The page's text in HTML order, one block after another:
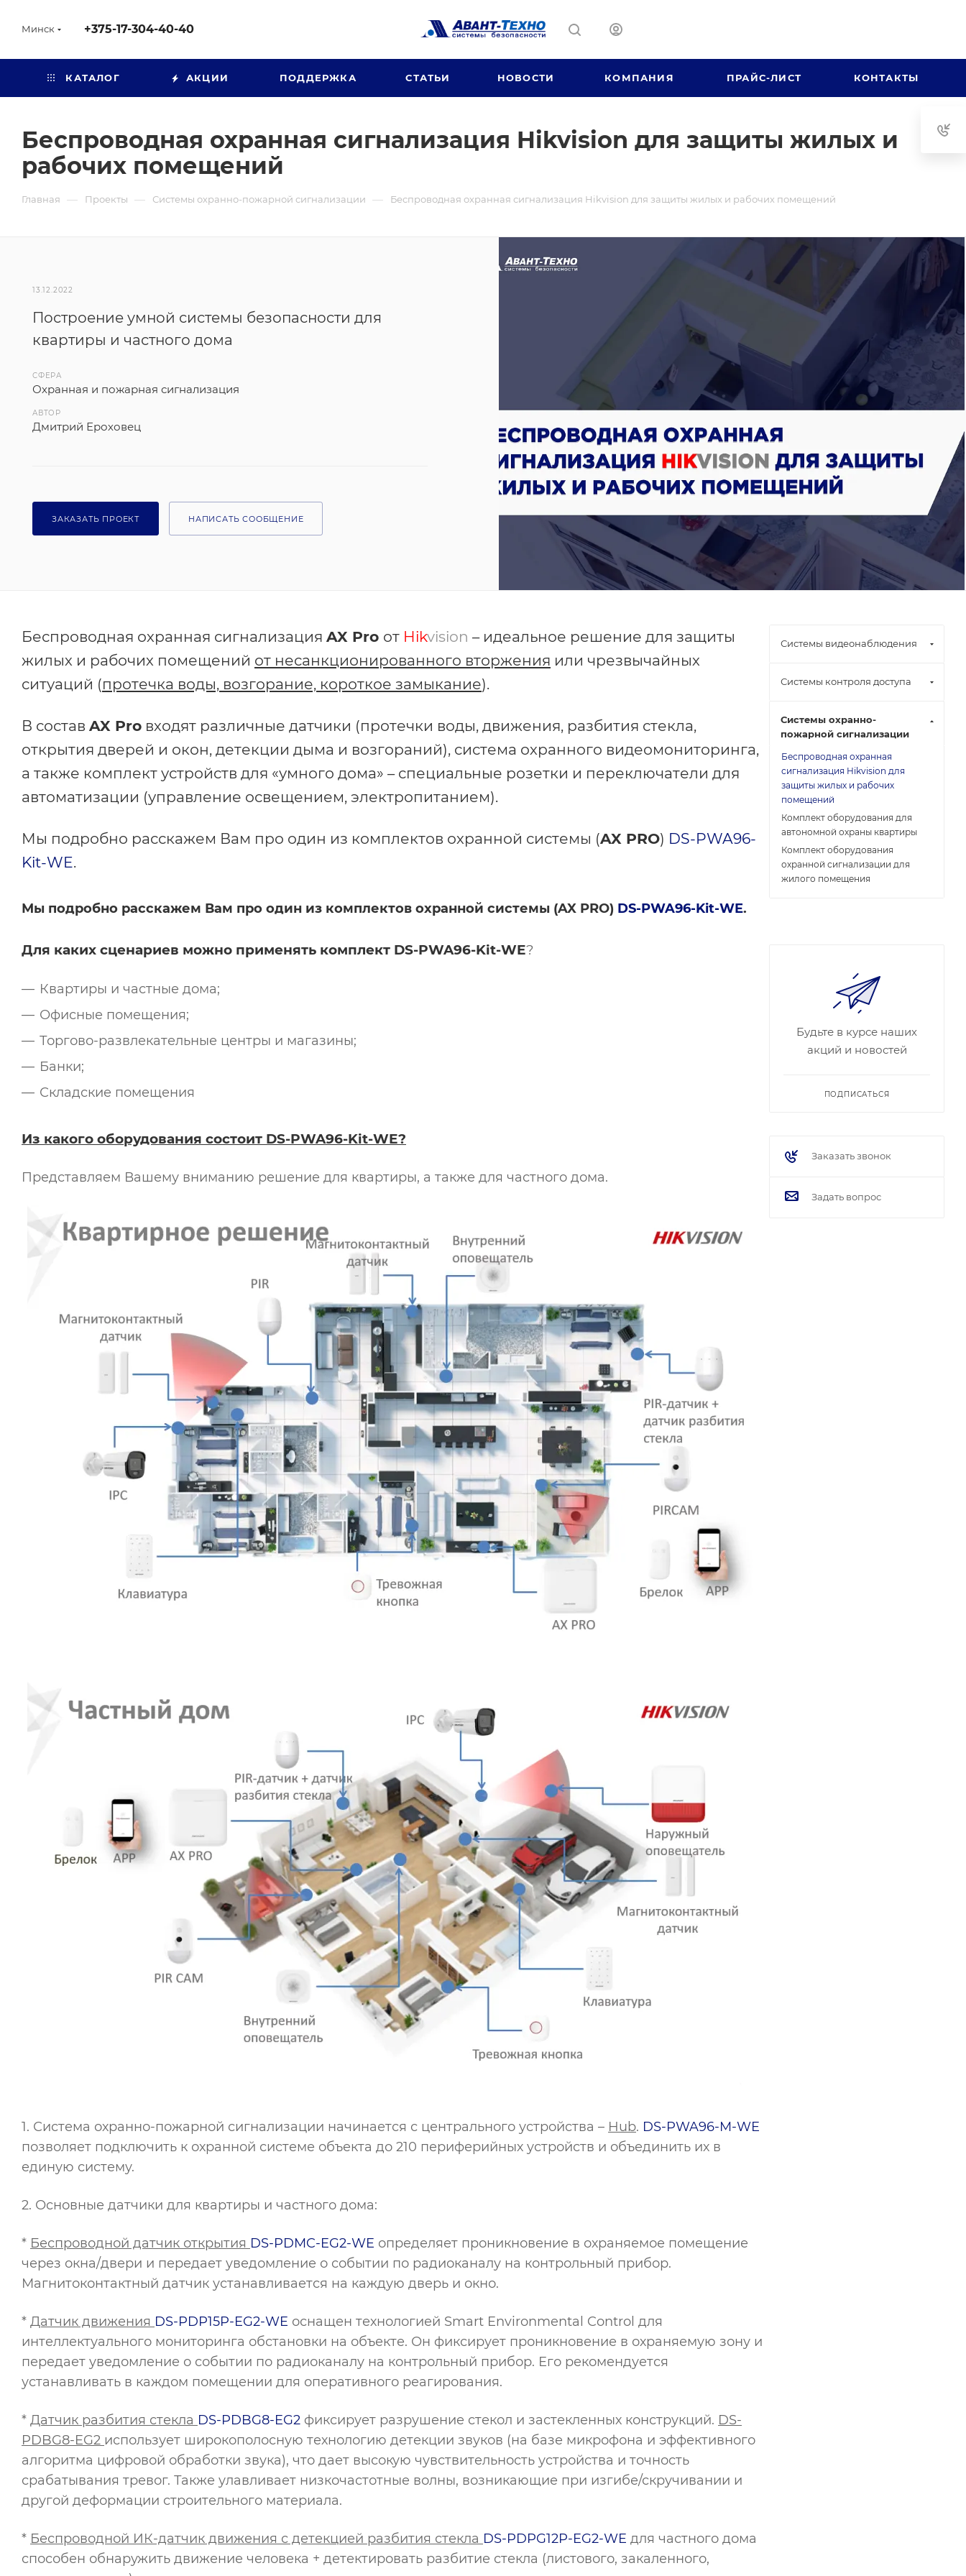
Минск +375-17-304-40-40
КАТАЛОГ АКЦИИ ПОДДЕРЖКА СТАТЬИ НОВОСТИ КОМПАНИЯ ПРАЙС-ЛИСТ КОНТАКТЫ
Беспроводная охранная сигнализация Hikvision для защиты жилых и
рабочих помещений
Главная — Проекты — Системы охранно-пожарной сигнализации — Беспроводная охранная сигнализация Hikvision для защиты жилых и рабочих помещений
13.12.2022
Построение умной системы безопасности для
квартиры и частного дома
СФЕРА
Охранная и пожарная сигнализация
АВТОР
Дмитрий Ероховец
ЗАКАЗАТЬ ПРОЕКТ НАПИСАТЬ СООБЩЕНИЕ
Беспроводная охранная сигнализация AX Pro от Hikvision – идеальное решение для защиты
жилых и рабочих помещений от несанкционированного вторжения или чрезвычайных
ситуаций (протечка воды, возгорание, короткое замыкание).
В состав AX Pro входят различные датчики (протечки воды, движения, разбития стекла,
открытия дверей и окон, детекции дыма и возгораний), система охранного видеомониторинга,
а также комплект устройств для «умного дома» – специальные розетки и переключатели для
автоматизации (управление освещением, электропитанием).
Мы подробно расскажем Вам про один из комплектов охранной системы (AX PRO) DS-PWA96-
Kit-WE.
Мы подробно расскажем Вам про один из комплектов охранной системы (AX PRO) DS-PWA96-Kit-WE.
Для каких сценариев можно применять комплект DS-PWA96-Kit-WE?
Квартиры и частные дома;
Офисные помещения;
Торгово-развлекательные центры и магазины;
Банки;
Складские помещения
Из какого оборудования состоит DS-PWA96-Kit-WE?
Представляем Вашему вниманию решение для квартиры, а также для частного дома.
1. Система охранно-пожарной сигнализации начинается с центрального устройства – Hub. DS-PWA96-M-WE
позволяет подключить к охранной системе объекта до 210 периферийных устройств и объединить их в
единую систему.
2. Основные датчики для квартиры и частного дома:
* Беспроводной датчик открытия DS-PDMC-EG2-WE определяет проникновение в охраняемое помещение
через окна/двери и передает уведомление о событии по радиоканалу на контрольный прибор.
Магнитоконтактный датчик устанавливается на каждую дверь и окно.
* Датчик движения DS-PDP15P-EG2-WE оснащен технологией Smart Environmental Control для
интеллектуального мониторинга обстановки на объекте. Он фиксирует проникновение в охраняемую зону и
передает уведомление о событии по радиоканалу на контрольный прибор. Его рекомендуется
устанавливать в каждом помещении для оперативного реагирования.
* Датчик разбития стекла DS-PDBG8-EG2 фиксирует разрушение стекол и застекленных конструкций. DS-
PDBG8-EG2 использует широкополосную технологию детекции звуков (на базе микрофона и эффективного
алгоритма цифровой обработки звука), что дает высокую чувствительность устройства и точность
срабатывания тревог. Также улавливает низкочастотные волны, возникающие при изгибе/скручивании и
другой деформации строительного материала.
* Беспроводной ИК-датчик движения с детекцией разбития стекла DS-PDPG12P-EG2-WE для частного дома
способен обнаружить движение человека + детектировать разбитие стекла (листового, закаленного,
Системы видеонаблюдения
Системы контроля доступа
Системы охранно-
пожарной сигнализации
Беспроводная охранная
сигнализация Hikvision для
защиты жилых и рабочих
помещений
Комплект оборудования для
автономной охраны квартиры
Комплект оборудования
охранной сигнализации для
жилого помещения
Будьте в курсе наших
акций и новостей
ПОДПИСАТЬСЯ
Заказать звонок
Задать вопрос